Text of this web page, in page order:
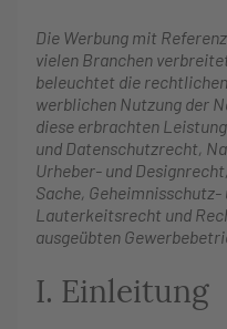
Die Werbung mit
vielen Branchen
beleuchtet die
werblichen Nutzung der
diese erbrachten
und Datenschutzrecht,
Urheber- und
Sache,
Lauterkeitsrecht und
ausgeübten
I. Einleitung